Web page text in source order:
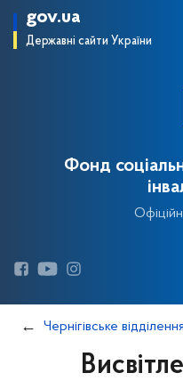
gov.ua
Державні сайти України
Фонд
Чернігівське відділення